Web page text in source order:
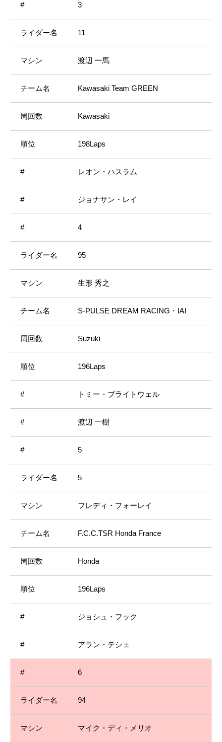
3
11
渡辺 一馬
Kawasaki Team GREEN
Kawasaki
198Laps
レオン・ハスラム
ジョナサン・レイ
4
95
生形 秀之
S-PULSE DREAM RACING・IAI
Suzuki
196Laps
トミー・ブライトウェル
渡辺 一樹
5
5
フレディ・フォーレイ
F.C.C.TSR Honda France
Honda
196Laps
ジョシュ・フック
アラン・テシェ
6
94
マイク・ディ・メリオ